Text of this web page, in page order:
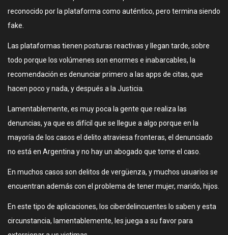
reconocido por la plataforma como auténtico, pero termina siendo
fake.
Las plataformas tienen posturas reactivas y llegan tarde, sobre
todo porque los volúmenes son enormes e inabarcables, la
recomendación es denunciar primero a las apps de citas, que
hacen poco y nada, y después a la Justicia.
Lamentablemente, es muy poca la gente que realiza las
denuncias, ya que es difícil que se llegue a algo porque en la
mayoría de los casos el delito atraviesa fronteras, el denunciado
no está en Argentina y no hay un abogado que tome el caso.
En muchos casos son delitos de vergüenza, y muchos usuarios se
encuentran además con el problema de tener mujer, marido, hijos.
En este tipo de aplicaciones, los ciberdelincuentes lo saben y esta
circunstancia, lamentablemente, les juega a su favor para